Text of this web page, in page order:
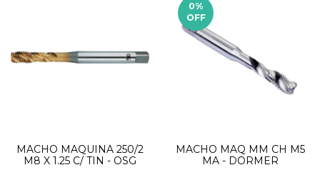
MACHO MAQUINA 250/2
M8 X 1.25 C/ TIN - OSG
0%
OFF
MACHO MAQ MM CH M5
MA - DORMER